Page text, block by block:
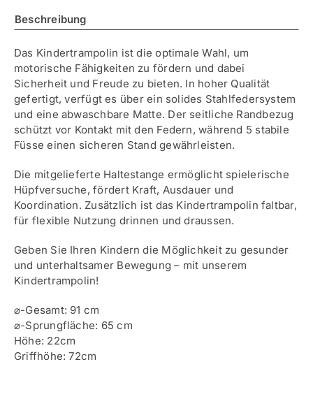
Beschreibung
Das Kindertrampolin ist die optimale Wahl, um
motorische Fähigkeiten zu fördern und dabei
Sicherheit und Freude zu bieten. In hoher Qualität
gefertigt, verfügt es über ein solides Stahlfedersystem
und eine abwaschbare Matte. Der seitliche Randbezug
schützt vor Kontakt mit den Federn, während 5 stabile
Füsse einen sicheren Stand gewährleisten.
Die mitgelieferte Haltestange ermöglicht spielerische
Hüpfversuche, fördert Kraft, Ausdauer und
Koordination. Zusätzlich ist das Kindertrampolin faltbar,
für flexible Nutzung drinnen und draussen.
Geben Sie Ihren Kindern die Möglichkeit zu gesunder
und unterhaltsamer Bewegung – mit unserem
Kindertrampolin!
⌀-Gesamt: 91 cm
⌀-Sprungfläche: 65 cm
Höhe: 22cm
Griffhöhe: 72cm